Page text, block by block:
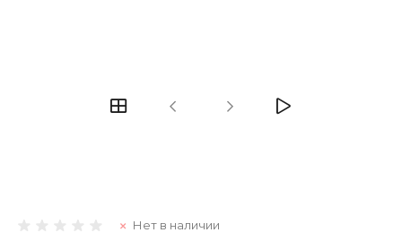
Нет в наличии